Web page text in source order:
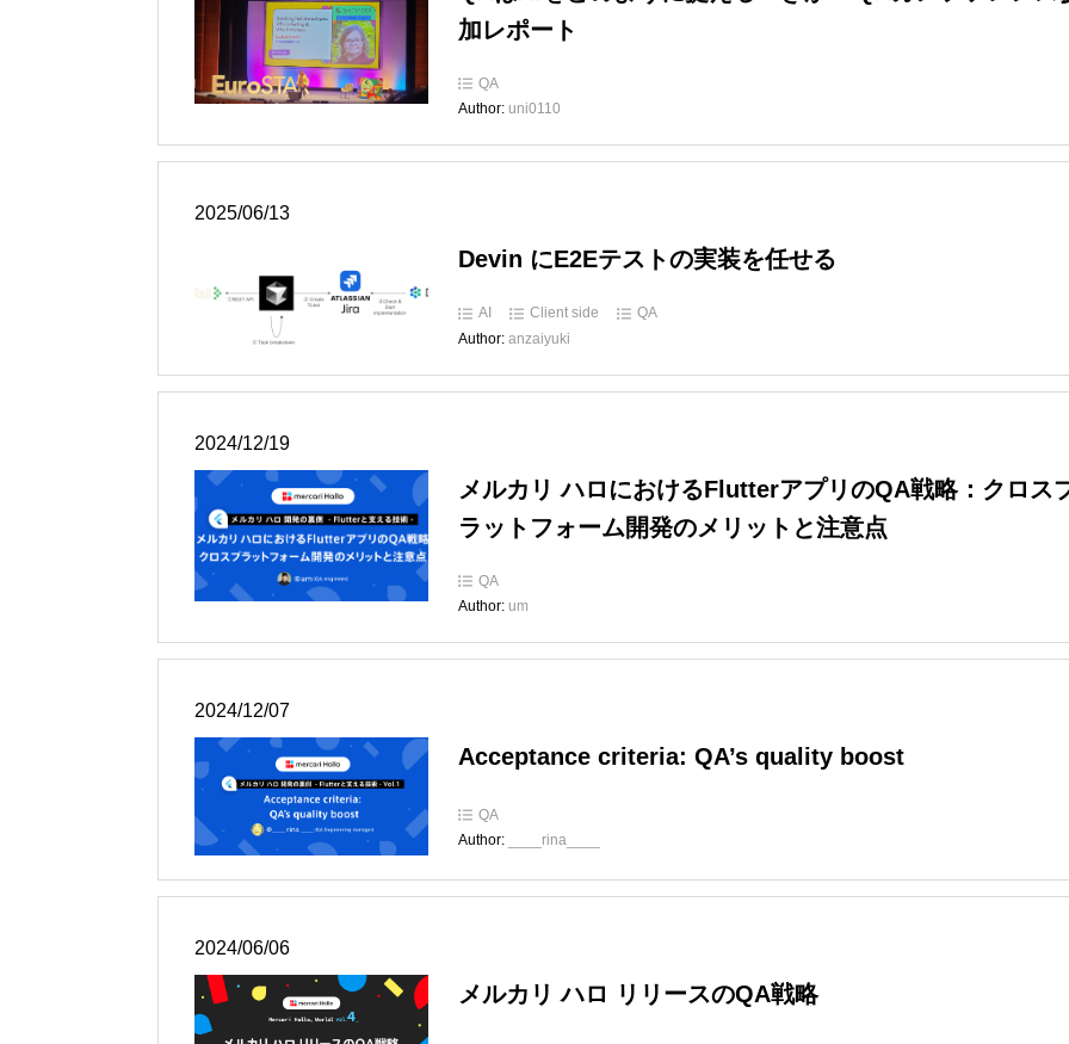
加レポート
QA
Author: uni0110
2025/06/13
Devin にE2Eテストの実装を任せる
AI Client side
QA
Author: anzaiyuki
2024/12/19
メルカリ ハロにおけるFlutterアプリのQA戦略：クロス
ラットフォーム開発のメリットと注意点
QA
Author: um
2024/12/07
Acceptance criteria: QA’s quality boost
QA
Author:
____rina____
2024/06/06
メルカリ ハロ リリースのQA戦略